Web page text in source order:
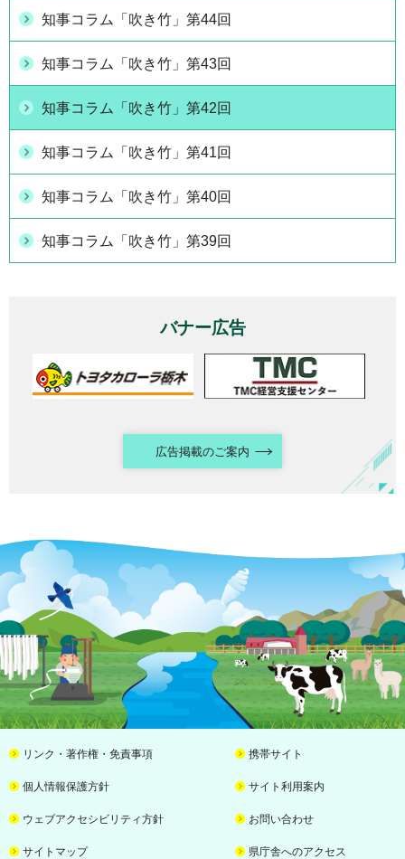
知事コラム「吹き竹」第44回
知事コラム「吹き竹」第43回
知事コラム「吹き竹」第42回
知事コラム「吹き竹」第41回
知事コラム「吹き竹」第40回
知事コラム「吹き竹」第39回
バナー広告
広告掲載のご案内
リンク・著作権・免責事項 携帯サイト
個人情報保護方針 サイト利用案内
ウェブアクセシビリティ方針 お問い合わせ
サイトマップ 県庁舎へのアクセス